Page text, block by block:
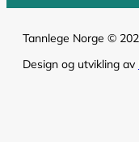
Tannlege Norge ©
Design og utvikling av